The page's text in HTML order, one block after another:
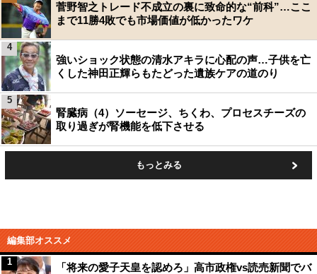
菅野智之トレード不成立の裏に致命的な“前科”…ここ
まで11勝4敗でも市場価値が低かったワケ
強いショック状態の清水アキラに心配の声…子供を亡
くした神田正輝らもたどった遺族ケアの道のり
4
腎臓病（4）ソーセージ、ちくわ、プロセスチーズの
取り過ぎが腎機能を低下させる
5
もっとみる
編集部オススメ
「将来の愛子天皇を認めろ」高市政権vs読売新聞でバ
1